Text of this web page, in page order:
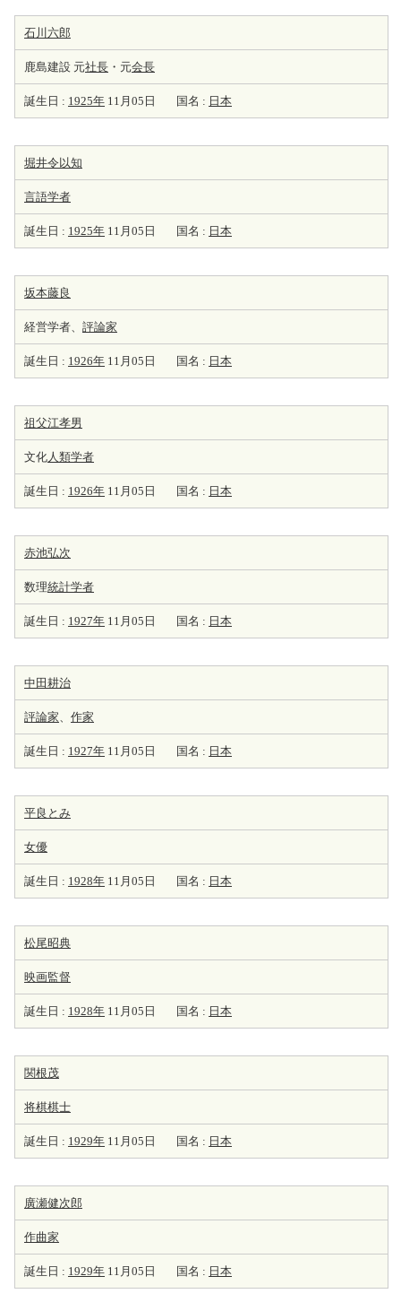
石川六郎
鹿島建設 元社長 ・元会長
誕生日 : 1925年 11月05日 国名 : 日本
堀井令以知
言語学者
誕生日 : 1925年 11月05日 国名 : 日本
坂本藤良
経営学者、 評論家
誕生日 : 1926年 11月05日 国名 : 日本
祖父江孝男
文化人類学者
誕生日 : 1926年 11月05日 国名 : 日本
赤池弘次
数理統計学者
誕生日 : 1927年 11月05日 国名 : 日本
中田耕治
評論家、 作家
誕生日 : 1927年 11月05日 国名 : 日本
平良とみ
女優
誕生日 : 1928年 11月05日 国名 : 日本
松尾昭典
映画監督
誕生日 : 1928年 11月05日 国名 : 日本
関根茂
将棋棋士
誕生日 : 1929年 11月05日 国名 : 日本
廣瀬健次郎
作曲家
誕生日 : 1929年 11月05日 国名 : 日本